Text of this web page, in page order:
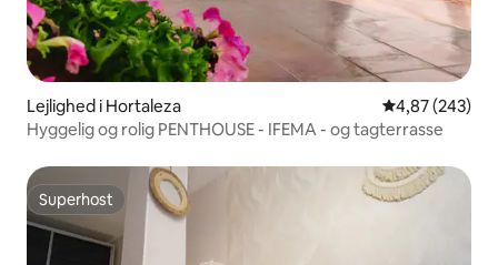
Lejlighed i Hortaleza 4,87 ud af 5 i
4,87 (243)
Hyggelig og rolig PENTHOUSE - IFEMA - og tagterrasse
Superhost
Superhost